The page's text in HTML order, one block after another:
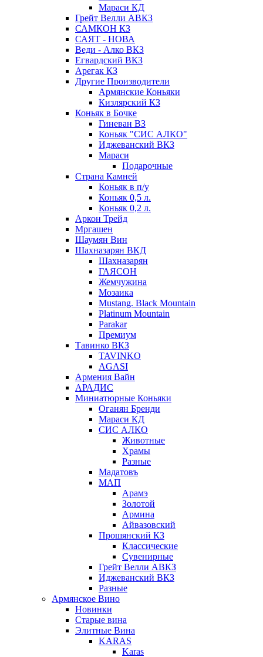
Мараси КД
Грейт Велли АВКЗ
САМКОН КЗ
САЯТ - НОВА
Веди - Алко ВКЗ
Егвардский ВКЗ
Арегак КЗ
Другие Производители
Армянские Коньяки
Кизлярский КЗ
Коньяк в Бочке
Гиневан ВЗ
Коньяк "СИС АЛКО"
Иджеванский ВКЗ
Мараси
Подарочные
Страна Камней
Коньяк в п/у
Коньяк 0,5 л.
Коньяк 0,2 л.
Аркон Трейд
Мргашен
Шаумян Вин
Шахназарян ВКД
Шахназарян
ГАЯСОН
Жемчужина
Мозаика
Mustang. Black Mountain
Platinum Mountain
Parakar
Премиум
Тавинко ВКЗ
TAVINKO
AGASI
Армения Вайн
АРАДИС
Миниатюрные Коньяки
Оганян Бренди
Мараси КД
СИС АЛКО
Животные
Храмы
Разные
Мадатовъ
МАП
Арамэ
Золотой
Армина
Айвазовский
Прошянский КЗ
Классические
Сувенирные
Грейт Велли АВКЗ
Иджеванский ВКЗ
Разные
Армянское Вино
Новинки
Старые вина
Элитные Вина
KARAS
Karas